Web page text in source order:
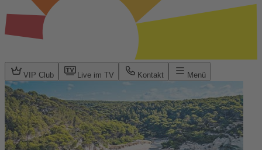
VIP Club Live im TV Kontakt Menü